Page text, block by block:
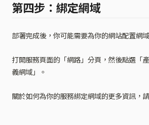
第四步：綁定網域
部署完成後，你可能需要為你的網站配置網
打開服務頁面的「網路」分頁，然後點選「
義網域」。
關於如何為你的服務綁定網域的更多資訊，